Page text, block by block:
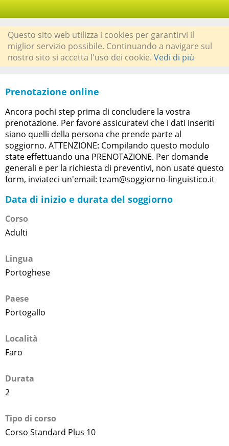
Questo sito web utilizza i cookies per garantirvi il
miglior servizio possibile. Continuando a navigare sul
nostro sito si accetta l'uso dei cookie. Vedi di più
Prenotazione online
Ancora pochi step prima di concludere la vostra
prenotazione. Per favore assicuratevi che i dati inseriti
siano quelli della persona che prende parte al
soggiorno. ATTENZIONE: Compilando questo modulo
state effettuando una PRENOTAZIONE. Per domande
generali e per la richiesta di preventivi, non usate questo
form, inviateci un'email: team@soggiorno-linguistico.it
Data di inizio e durata del soggiorno
Corso
Adulti
Lingua
Portoghese
Paese
Portogallo
Località
Faro
Durata
2
Tipo di corso
Corso Standard Plus 10